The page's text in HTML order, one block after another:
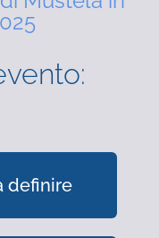
definire